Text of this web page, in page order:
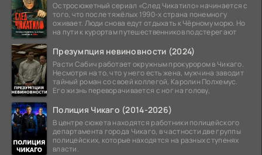
Остросюжетный сериал «След Чикатило» начинается с
того, что после тяжёлых 1990-х страна понемногу
оживает. Люди снова едут отдыхать к Чёрному морю. Но
на пути к курортам путешественников подстерегают
Презумпция невиновности (2024)
Расти Сабич работает окружным прокурором в Чикаго.
Несмотря на то, что у него есть жена, мужчина заводит
тайный роман со своей коллегой, Каролин Полхемус.
Его жизнь переворачивается с ног на голову,
Полиция Чикаго (2014-2026)
В центре сюжета находятся работники полицейского
департамента города Чикаго, в частности две группы
полицейских, которые находятся на разных ступенях
власти.